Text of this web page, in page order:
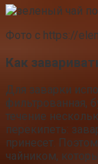
Фото с https://
Как
Для заварки
фильтрованная,
течение
перекипеть:
принесет.
чайником,